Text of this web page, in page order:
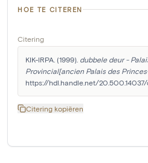
HOE TE CITEREN
Citering
KIK-IRPA. (1999). dubbele deur -
Provincial[ancien Palais des
https://hdl.handle.net/20.500.14037/
Citering kopiëren